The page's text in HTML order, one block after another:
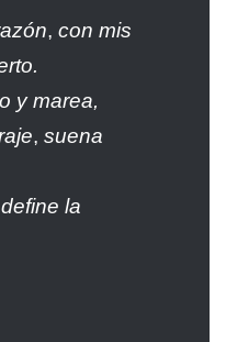
, con mis
y marea,
, suena
la